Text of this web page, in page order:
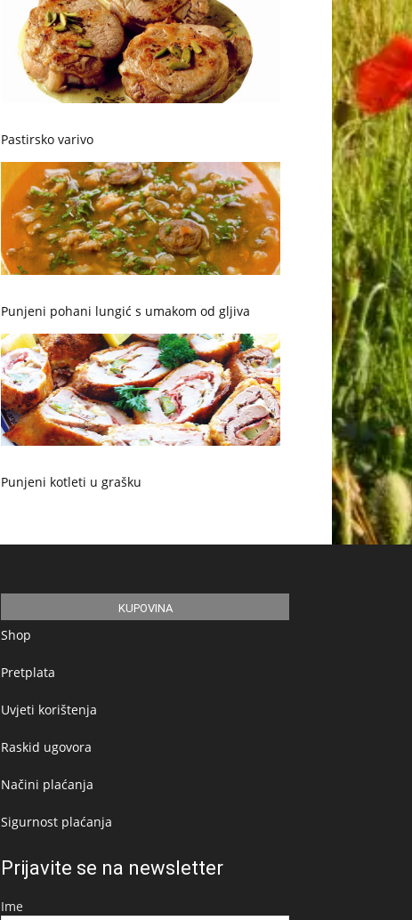
Pastirsko varivo
Punjeni pohani lungić s umakom od gljiva
Punjeni kotleti u grašku
KUPOVINA
Shop
Pretplata
Uvjeti korištenja
Raskid ugovora
Načini plaćanja
Sigurnost plaćanja
Prijavite se na newsletter
Ime